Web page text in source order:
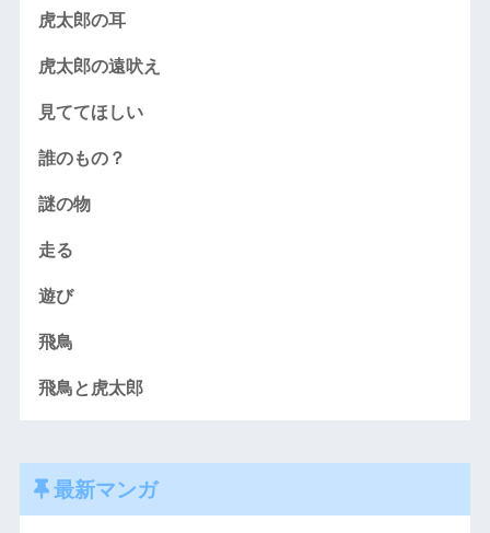
虎太郎の耳
虎太郎の遠吠え
見ててほしい
誰のもの？
謎の物
走る
遊び
飛鳥
飛鳥と虎太郎
最新マンガ